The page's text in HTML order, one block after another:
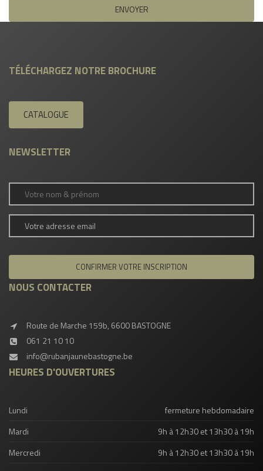
TÉLÉCHARGEZ NOTRE BROCHURE
CATALOGUE
NEWSLETTER
NOUS CONTACTER
Route de Marche 159b, 6600 BASTOGNE
061 21 10 10
info@rubanjaunebastogne.be
HEURES D'OUVERTURES
Lundi
fermeture hebdomadaire
Mardi
9h à 12h30 et 13h30 à 19h
Mercredi
9h à 12h30 et 13h30 à 19h